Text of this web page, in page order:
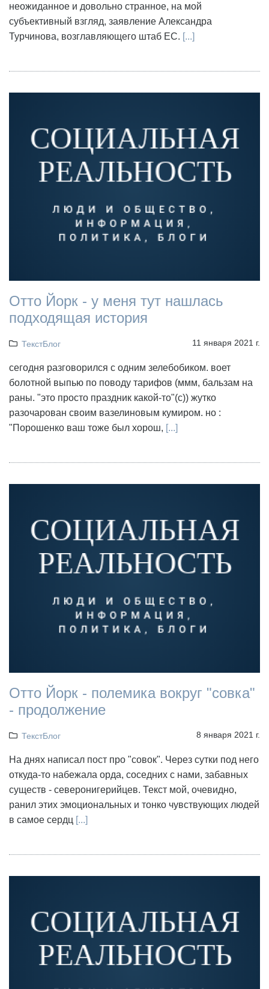
неожиданное и довольно странное, на мой
субъективный взгляд, заявление Александра
Турчинова, возглавляющего штаб ЕС. [...]
Отто Йорк - у меня тут нашлась
подходящая история
ТекстБлог 11 января 2021 г.
сегодня разговорился с одним зелебобиком. воет
болотной выпью по поводу тарифов (ммм, бальзам на
раны. "это просто праздник какой-то"(с)) жутко
разочарован своим вазелиновым кумиром. но :
"Порошенко ваш тоже был хорош, [...]
Отто Йорк - полемика вокруг "совка"
- продолжение
ТекстБлог 8 января 2021 г.
На днях написал пост про "совок". Через сутки под него
откуда-то набежала орда, соседних с нами, забавных
существ - северонигерийцев. Текст мой, очевидно,
ранил этих эмоциональных и тонко чувствующих людей
в самое сердц [...]